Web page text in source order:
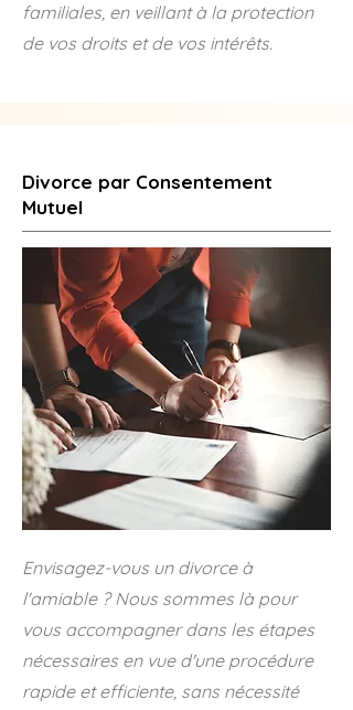
familiales, en veillant à la protection
de vos droits et de vos intérêts.
Divorce par Consentement
Mutuel
Envisagez-vous un divorce à
l'amiable ? Nous sommes là pour
vous accompagner dans les étapes
nécessaires en vue d'une procédure
rapide et efficiente, sans nécessité